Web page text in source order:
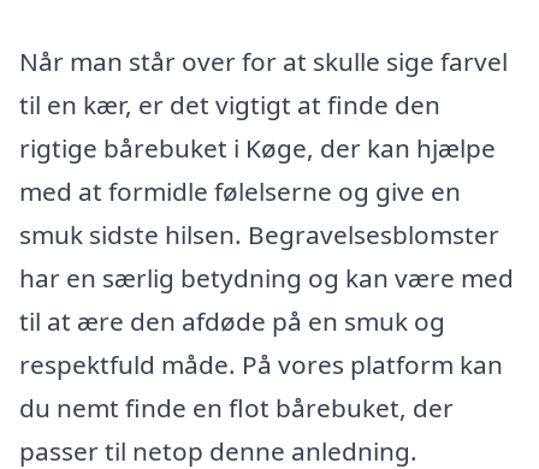
Når man står over for at skulle sige farvel
til en kær, er det vigtigt at finde den
rigtige bårebuket i Køge, der kan hjælpe
med at formidle følelserne og give en
smuk sidste hilsen. Begravelsesblomster
har en særlig betydning og kan være med
til at ære den afdøde på en smuk og
respektfuld måde. På vores platform kan
du nemt finde en flot bårebuket, der
passer til netop denne anledning.